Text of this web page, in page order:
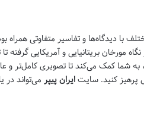
با دیدگاه‌ها و تفاسیر متفاوتی همراه
مورخان بریتانیایی و آمریکایی گرفته
به شما کمک می‌کند تا تصویری کامل‌تر و
پرهیز کنید. سایتایران پیپر می‌تواند در